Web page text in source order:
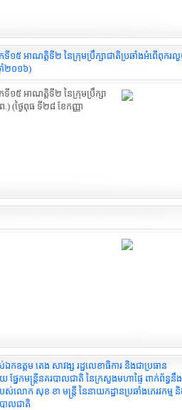
១៥ អាណត្តិទី២ នៃក្រុមប្រឹក្សាជាតិប្រឆាំងអំពើពុករ
ាំ២០១៦)
១៥ អាណត្តិទី២ នៃក្រុមប្រឹក្សា
(ថ្ងៃពុធ ទី២៨ ខែកញ្ញា
ឯកឧត្តម តេង សាវង្ស រដ្ឋលេខាធិការ និងជាប្រធាន
នែកមន្ត្រីនគរបាលជាតិ នៃក្រសួងមហាផ្ទៃ ពាក់ព័ន្ធនឹ
បស់លោក សុខ ខា មន្រ្តី នៃនាយកដ្ឋានប្រឆាំងភេរវកម្ម និ
បាលជាតិ